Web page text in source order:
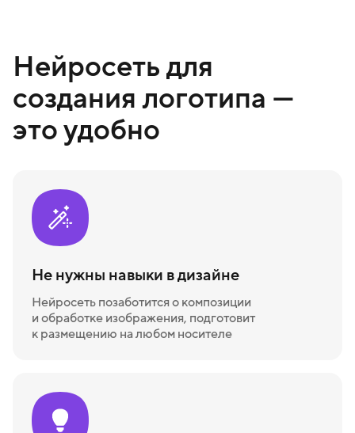
Нейросеть для
создания логотипа —
это удобно
Не нужны навыки в дизайне
Нейросеть позаботится о композиции
и обработке изображения, подготовит
к размещению на любом носителе